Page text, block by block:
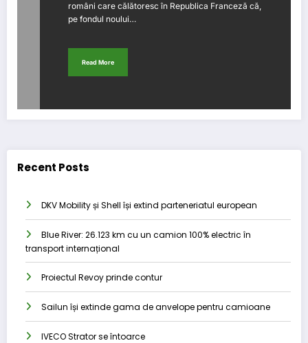
români care călătoresc în Republica Franceză că,
pe fondul noului…
Read More
Recent Posts
DKV Mobility și Shell își extind parteneriatul european
Blue River: 26.123 km cu un camion 100% electric în
transport internațional
Proiectul Revoy prinde contur
Sailun își extinde gama de anvelope pentru camioane
IVECO Strator se întoarce